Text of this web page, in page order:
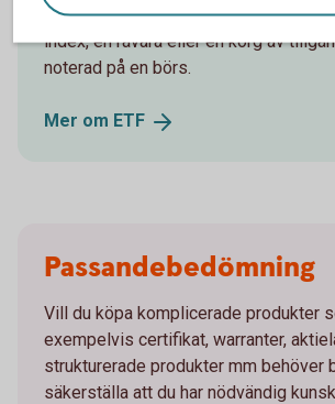
följer utvecklingen på exempelvis ett
index, en råvara eller en korg av
noterad på en börs.
Mer om ETF
Passandebedömning
Vill du köpa komplicerade produkter
exempelvis certifikat, warranter,
strukturerade produkter mm behöver
säkerställa att du har nödvändig